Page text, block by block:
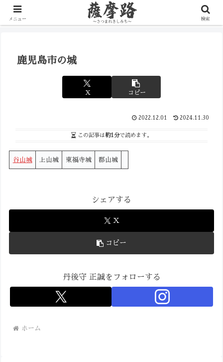
写真で辿る薩摩の歴史路
鹿児島市の城
X コピー
2022.12.01 2024.11.30
この記事は約1分で読めます。
谷山城 上山城 東福寺城 郡山城
シェアする
X
コピー
丹後守 正誠をフォローする
ホーム
メニュー 検索